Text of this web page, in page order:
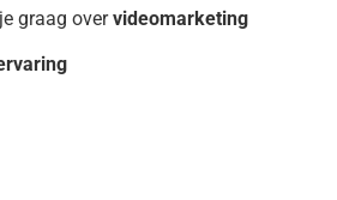
graag overvideomarketing